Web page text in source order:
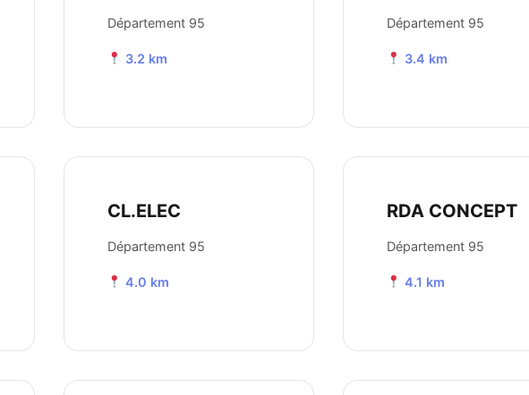
Département 95
3.2 km
Département 95
3.4 km
CL.ELEC
Département 95
4.0 km
RDA CONCEPT
Département 95
4.1 km